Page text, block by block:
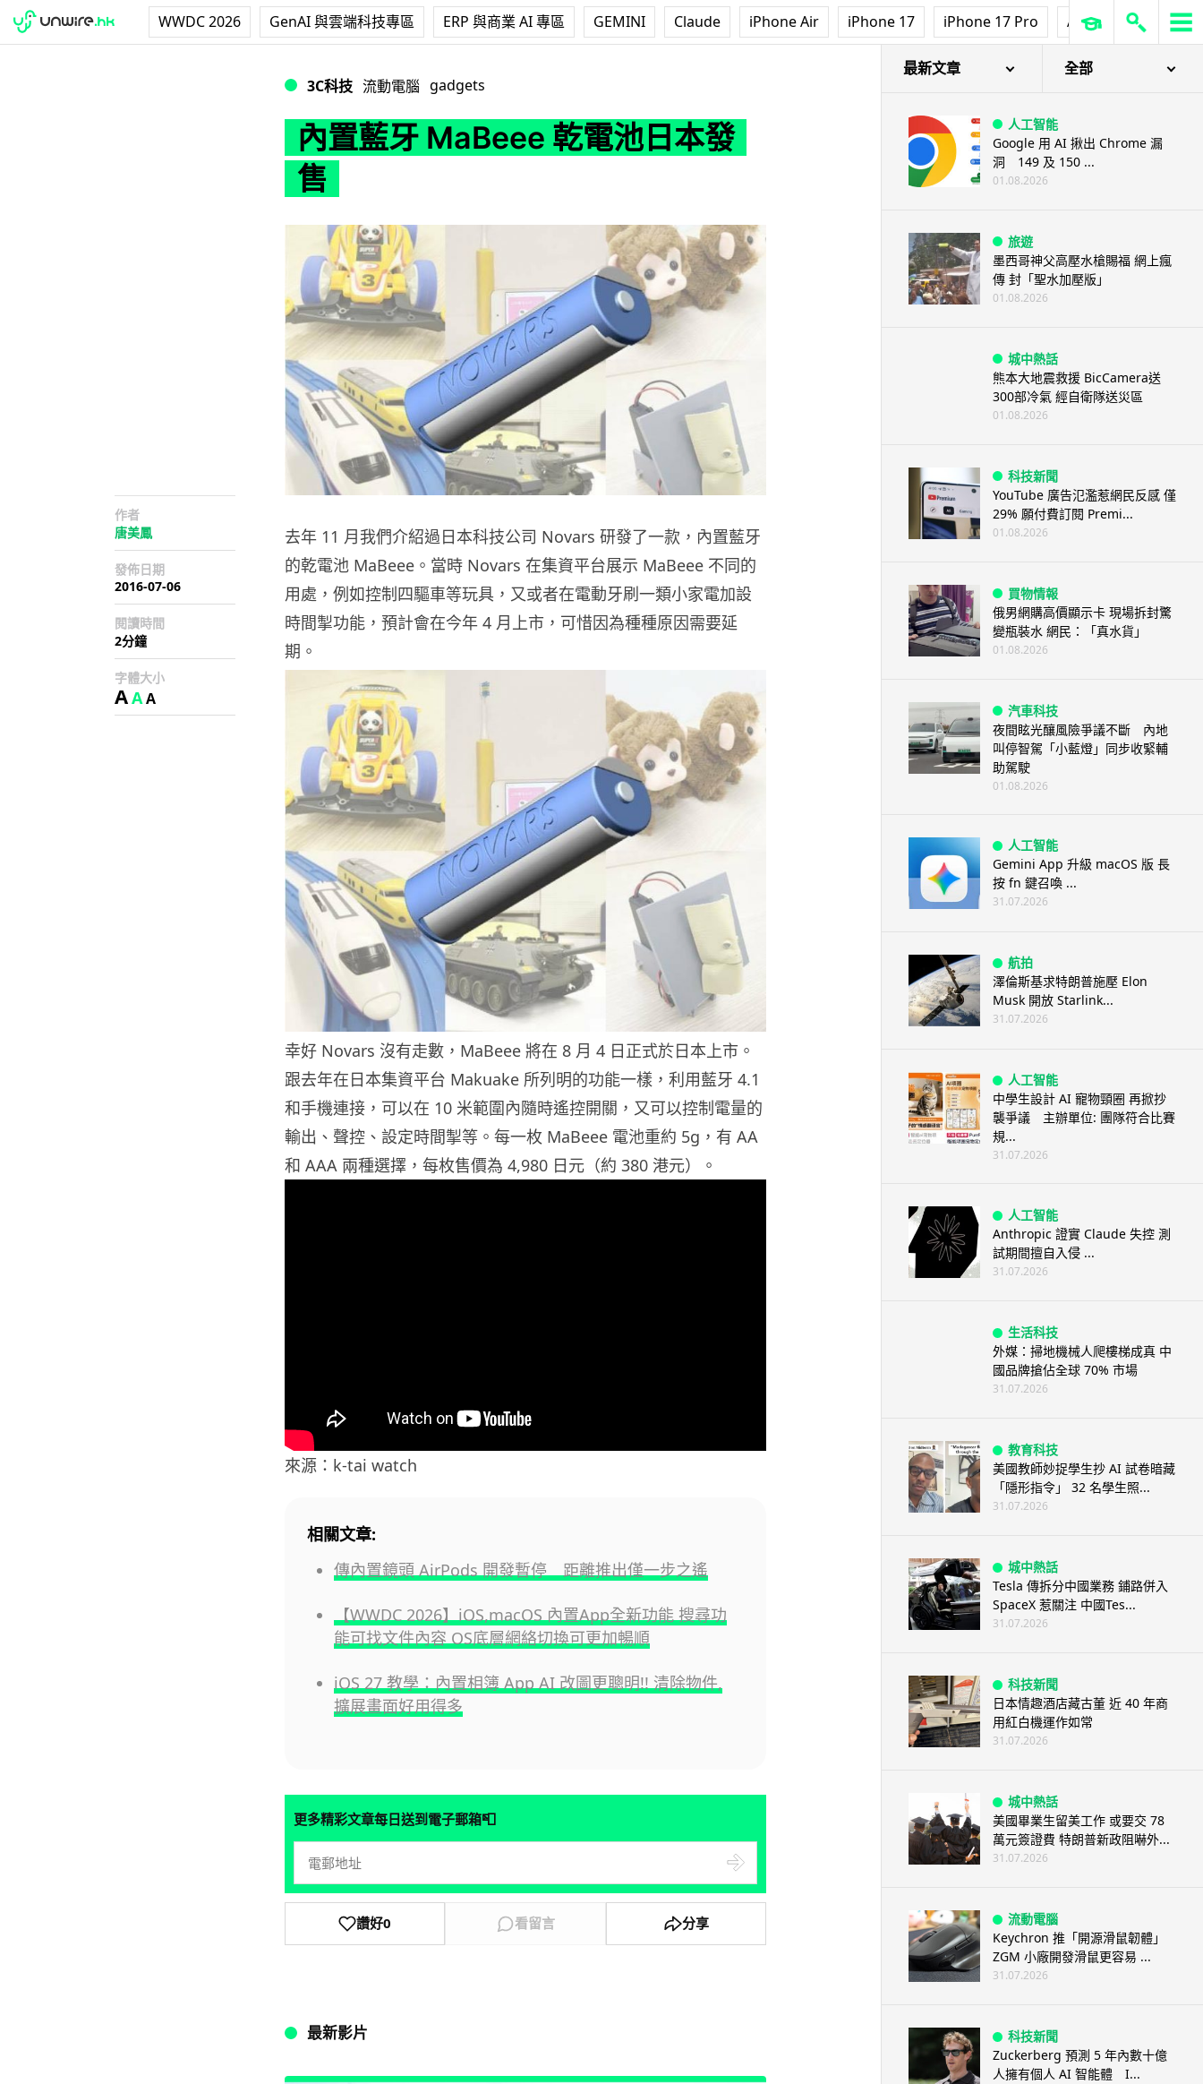
WWDC 2026 GenAI 與雲端科技專區 ERP 與商業 AI 專區 GEMINI Claude iPhone Air iPhone 17 iPhone 17 Pro AirPods Pro 3
3C科技 流動電腦 gadgets
內置藍牙 MaBeee 乾電池日本發
售
作者
唐美鳳
發佈日期
2016-07-06
閱讀時間
2分鐘
字體大小
AAA
去年 11 月我們介紹過日本科技公司 Novars 研發了一款，內置藍牙
的乾電池 MaBeee。當時 Novars 在集資平台展示 MaBeee 不同的
用處，例如控制四驅車等玩具，又或者在電動牙刷一類小家電加設
時間掣功能，預計會在今年 4 月上市，可惜因為種種原因需要延
期。
幸好 Novars 沒有走數，MaBeee 將在 8 月 4 日正式於日本上市。
跟去年在日本集資平台 Makuake 所列明的功能一樣，利用藍牙 4.1
和手機連接，可以在 10 米範圍內隨時遙控開關，又可以控制電量的
輸出、聲控、設定時間掣等。每一枚 MaBeee 電池重約 5g，有 AA
和 AAA 兩種選擇，每枚售價為 4,980 日元（約 380 港元）。
來源：k-tai watch
相關文章:
傳內置鏡頭 AirPods 開發暫停 距離推出僅一步之遙
【WWDC 2026】iOS,macOS 內置App全新功能 搜尋功
能可找文件內容 OS底層網絡切換可更加暢順
iOS 27 教學：內置相簿 App AI 改圖更聰明!! 清除物件,
擴展畫面好用得多
更多精彩文章每日送到電子郵箱📮
讚好0 看留言 分享
最新影片
最新文章 全部
人工智能
Google 用 AI 揪出 Chrome 漏
洞 149 及 150 ...
01.08.2026
旅遊
墨西哥神父高壓水槍賜福 網上瘋
傳 封「聖水加壓版」
01.08.2026
城中熱話
熊本大地震救援 BicCamera送
300部冷氣 經自衛隊送災區
01.08.2026
科技新聞
YouTube 廣告氾濫惹網民反感 僅
29% 願付費訂閱 Premi...
01.08.2026
買物情報
俄男網購高價顯示卡 現場拆封驚
變瓶裝水 網民：「真水貨」
01.08.2026
汽車科技
夜間眩光釀風險爭議不斷 內地
叫停智駕「小藍燈」同步收緊輔
助駕駛
01.08.2026
人工智能
Gemini App 升級 macOS 版 長
按 fn 鍵召喚 ...
31.07.2026
航拍
澤倫斯基求特朗普施壓 Elon
Musk 開放 Starlink...
31.07.2026
人工智能
中學生設計 AI 寵物頸圈 再掀抄
襲爭議 主辦單位: 團隊符合比賽
規...
31.07.2026
人工智能
Anthropic 證實 Claude 失控 測
試期間擅自入侵 ...
31.07.2026
生活科技
外媒：掃地機械人爬樓梯成真 中
國品牌搶佔全球 70% 市場
31.07.2026
教育科技
美國教師妙捉學生抄 AI 試卷暗藏
「隱形指令」 32 名學生照...
31.07.2026
城中熱話
Tesla 傳拆分中國業務 鋪路併入
SpaceX 惹關注 中國Tes...
31.07.2026
科技新聞
日本情趣酒店藏古董 近 40 年商
用紅白機運作如常
31.07.2026
城中熱話
美國畢業生留美工作 或要交 78
萬元簽證費 特朗普新政阻嚇外...
31.07.2026
流動電腦
Keychron 推「開源滑鼠韌體」
ZGM 小廠開發滑鼠更容易 ...
31.07.2026
科技新聞
Zuckerberg 預測 5 年內數十億
人擁有個人 AI 智能體 I...